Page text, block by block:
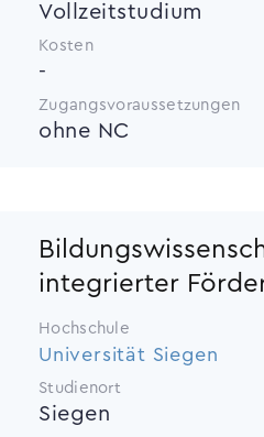
Vollzeitstudium
Kosten
-
Zugangsvoraussetzungen
ohne NC
integrierter
Hochschule
Universität Siegen
Studienort
Siegen